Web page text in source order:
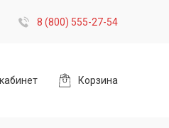
8 (800) 555-27-54
Корзина